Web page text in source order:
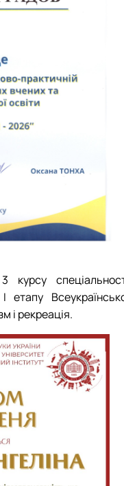
курсу
і рекреація.